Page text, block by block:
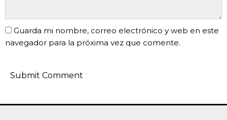
Guarda mi nombre, correo electrónico y web en este
navegador para la próxima vez que comente.